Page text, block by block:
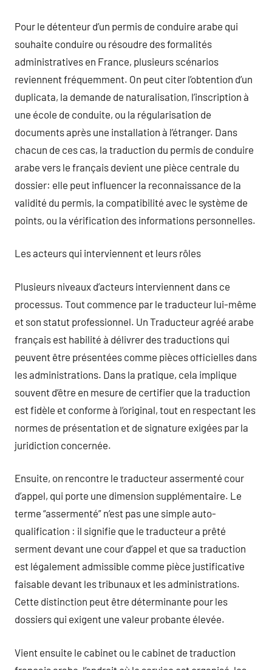
Pour le détenteur d’un permis de conduire arabe qui
souhaite conduire ou résoudre des formalités
administratives en France, plusieurs scénarios
reviennent fréquemment. On peut citer l’obtention d’un
duplicata, la demande de naturalisation, l’inscription à
une école de conduite, ou la régularisation de
documents après une installation à l’étranger. Dans
chacun de ces cas, la traduction du permis de conduire
arabe vers le français devient une pièce centrale du
dossier: elle peut influencer la reconnaissance de la
validité du permis, la compatibilité avec le système de
points, ou la vérification des informations personnelles.
Les acteurs qui interviennent et leurs rôles
Plusieurs niveaux d’acteurs interviennent dans ce
processus. Tout commence par le traducteur lui-même
et son statut professionnel. Un Traducteur agréé arabe
français est habilité à délivrer des traductions qui
peuvent être présentées comme pièces officielles dans
les administrations. Dans la pratique, cela implique
souvent d’être en mesure de certifier que la traduction
est fidèle et conforme à l’original, tout en respectant les
normes de présentation et de signature exigées par la
juridiction concernée.
Ensuite, on rencontre le traducteur assermenté cour
d’appel, qui porte une dimension supplémentaire. Le
terme “assermenté” n’est pas une simple auto-
qualification : il signifie que le traducteur a prêté
serment devant une cour d’appel et que sa traduction
est légalement admissible comme pièce justificative
faisable devant les tribunaux et les administrations.
Cette distinction peut être déterminante pour les
dossiers qui exigent une valeur probante élevée.
Vient ensuite le cabinet ou le cabinet de traduction